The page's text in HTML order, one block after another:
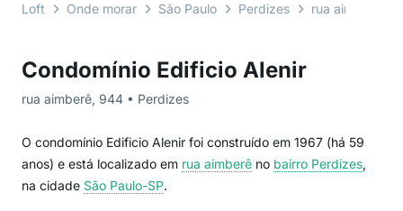
Condomínio Edificio Alenir
rua aimberê, 944 • Perdizes
O condomínio Edificio Alenir foi construído em 1967 (há 59
anos) e está localizado em rua aimberê no bairro Perdizes,
na cidade São Paulo-SP.
Loft Onde morar São Paulo Perdizes rua aimberê